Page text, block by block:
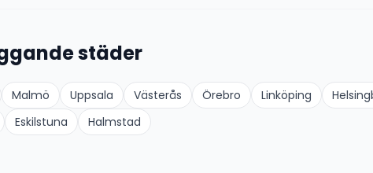
städer
Malmö Uppsala Västerås Örebro Linköping
Eskilstuna Halmstad